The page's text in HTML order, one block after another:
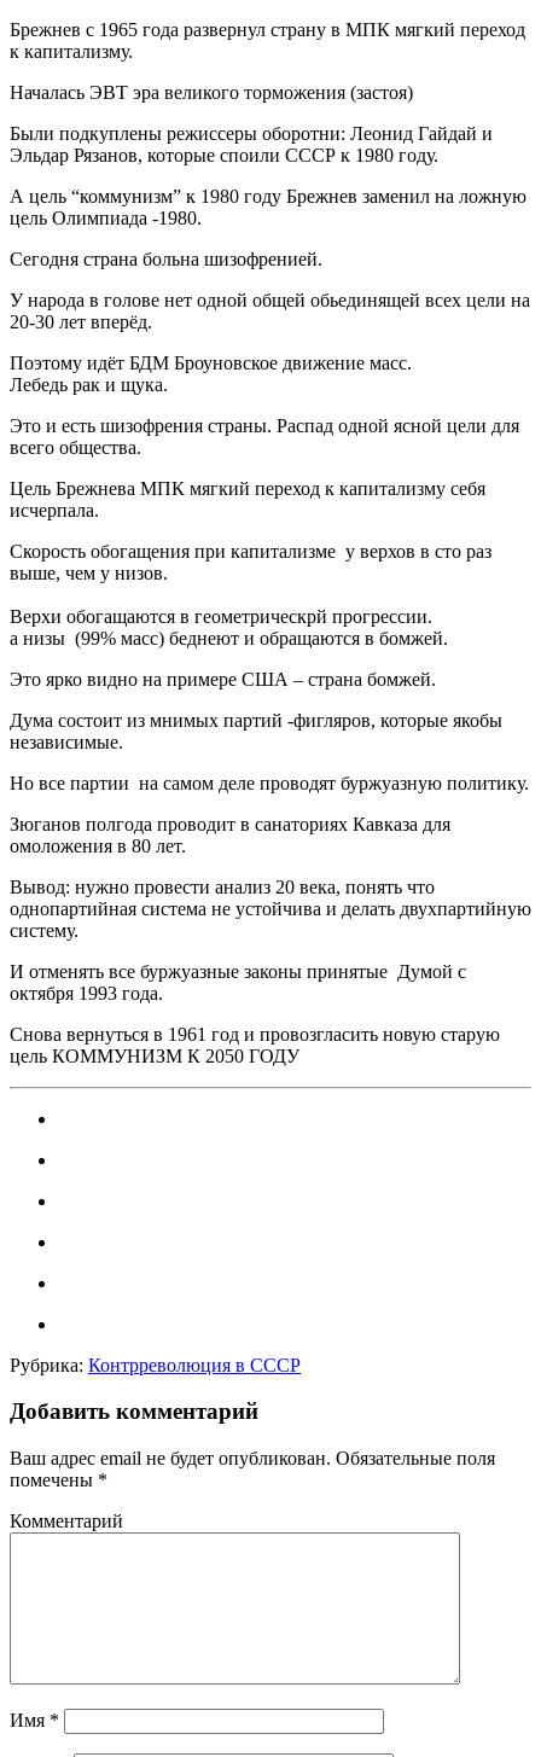
Брежнев с 1965 года развернул страну в МПК мягкий переход
к капитализму.
Началась ЭВТ эра великого торможения (застоя)
Были подкуплены режиссеры оборотни: Леонид Гайдай и
Эльдар Рязанов, которые споили СССР к 1980 году.
А цель “коммунизм” к 1980 году Брежнев заменил на ложную
цель Олимпиада -1980.
Сегодня страна больна шизофренией.
У народа в голове нет одной общей обьединящей всех цели на
20-30 лет вперёд.
Поэтому идёт БДМ Броуновское движение масс.
Лебедь рак и щука.
Это и есть шизофрения страны. Распад одной ясной цели для
всего общества.
Цель Брежнева МПК мягкий переход к капитализму себя
исчерпала.
Скорость обогащения при капитализме у верхов в сто раз
выше, чем у низов.
Верхи обогащаются в геометрическрй прогрессии.
а низы (99% масс) беднеют и обращаются в бомжей.
Это ярко видно на примере США – страна бомжей.
Дума состоит из мнимых партий -фигляров, которые якобы
независимые.
Но все партии на самом деле проводят буржуазную политику.
Зюганов полгода проводит в санаториях Кавказа для
омоложения в 80 лет.
Вывод: нужно провести анализ 20 века, понять что
однопартийная система не устойчива и делать двухпартийную
систему.
И отменять все буржуазные законы принятые Думой с
октября 1993 года.
Снова вернуться в 1961 год и провозгласить новую старую
цель КОММУНИЗМ К 2050 ГОДУ
Рубрика: Контрреволюция в СССР
Добавить комментарий
Ваш адрес email не будет опубликован. Обязательные поля
помечены *
Комментарий
Имя *